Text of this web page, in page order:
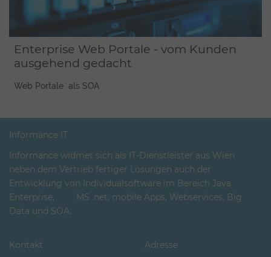
Enterprise Web Portale - vom Kunden
ausgehend gedacht
Web Portale als SOA
Informance IT
Informance widmet sich als IT-Dienstleister aus Wien
neben dem Vertrieb fertiger Lösungen auch der
Entwicklung von Individualsoftware im Bereich Java
Enterprise, MS .net, mobile Apps, Webservices, Big
Data und SOA.
Kontakt Adresse